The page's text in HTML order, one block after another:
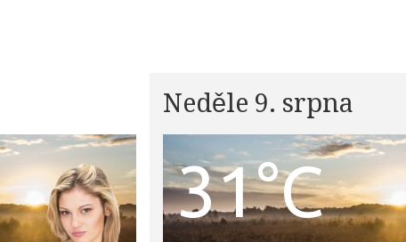
Neděle 9. srpna
31°C